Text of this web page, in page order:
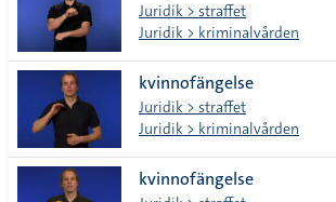
Juridik > straffet
Juridik > kriminalvården
kvinnofängelse
Juridik > straffet
Juridik > kriminalvården
kvinnofängelse